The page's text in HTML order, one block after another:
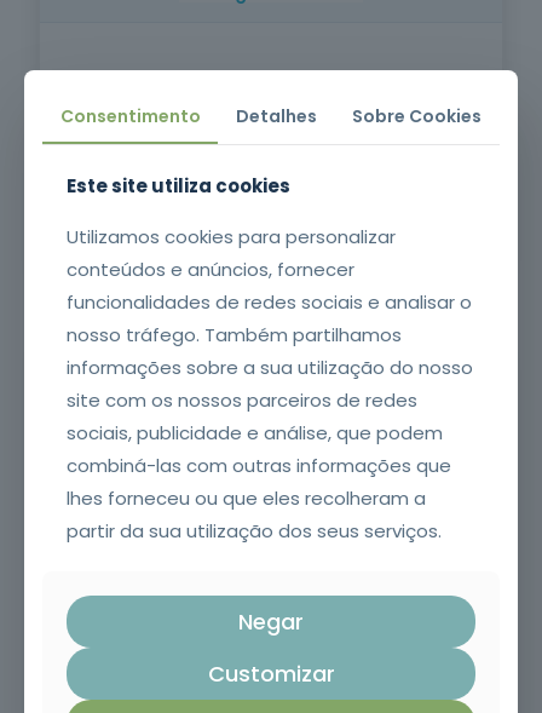
formadores experientes, que alia teoria e
prática, essencial para prevenir quedas,
conhecimentos teóricos e práticos
altura de forma segura, minimizando os
riscos associados e cumprindo a legislação e
normas vigentes.
Modalidade: Formação Presencial | Duração:
16 horas | Certificado emitido no SIGO após
aproveitamento. | Requisitos: Idade mínima
de 18, escolaridade mínima obrigatória,
compreensão oral e escrita da língua
portuguesa.
Consentimento Detalhes Sobre Cookies
Este site utiliza cookies
Utilizamos cookies para personalizar
conteúdos e anúncios, fornecer
funcionalidades de redes sociais e analisar o
nosso tráfego. Também partilhamos
informações sobre a sua utilização do nosso
site com os nossos parceiros de redes
sociais, publicidade e análise, que podem
combiná-las com outras informações que
lhes forneceu ou que eles recolheram a
partir da sua utilização dos seus serviços.
Negar
Customizar